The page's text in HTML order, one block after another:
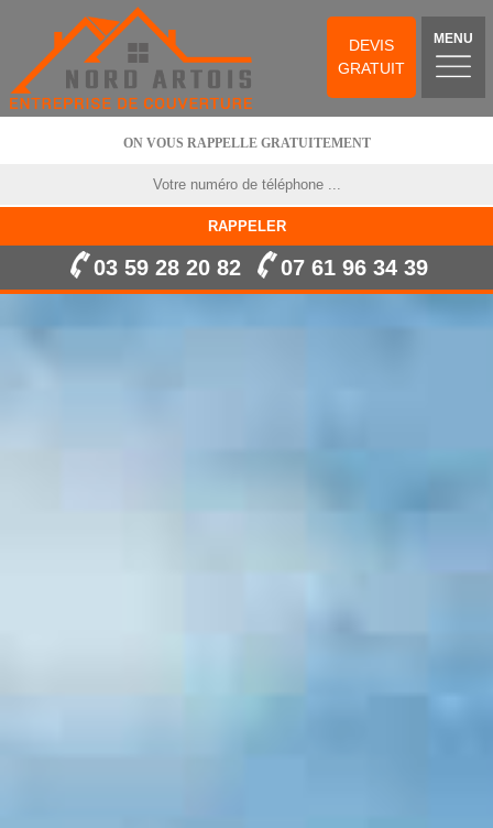
DEVIS
GRATUIT
MENU
ON VOUS RAPPELLE GRATUITEMENT
03 59 28 20 82 07 61 96 34 39